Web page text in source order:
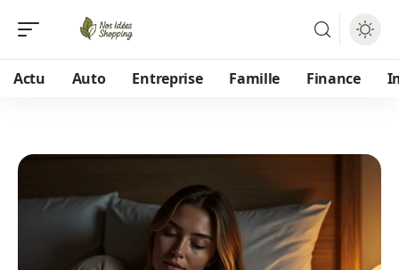
Actu Auto Entreprise Famille Finance